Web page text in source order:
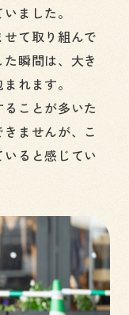
ました。
て取り組んで
瞬間は、大き
れます。
ことが多いた
ませんが、こ
ると感じてい